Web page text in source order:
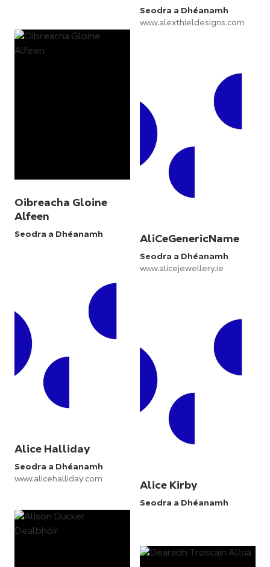
Seodra a Dhéanamh
www.alexthieldesigns.com
Oibreacha Gloine
Alfeen
Seodra a Dhéanamh AliCeGenericName
Seodra a Dhéanamh
www.alicejewellery.ie
Alice Halliday
Seodra a Dhéanamh
www.alicehalliday.com
Alice Kirby
Seodra a Dhéanamh